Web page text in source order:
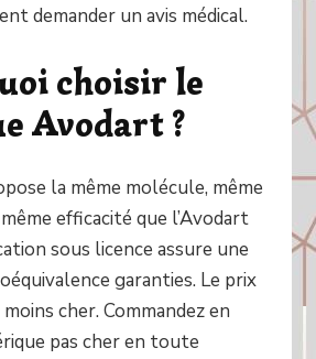
demander un avis médical.
choisir le
Avodart ?
la même molécule, même
efficacité que l’Avodart
sous licence assure une
garanties. Le prix
cher. Commandez en
pas cher en toute